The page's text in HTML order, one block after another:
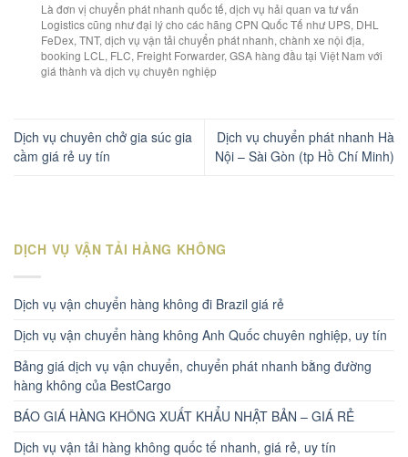
Là đơn vị chuyển phát nhanh quốc tế, dịch vụ hải quan va tư vấn
Logistics cũng như đại lý cho các hãng CPN Quốc Tế như UPS, DHL
FeDex, TNT, dịch vụ vận tải chuyển phát nhanh, chành xe nội địa,
booking LCL, FLC, Freight Forwarder, GSA hàng đầu tại Việt Nam với
giá thành và dịch vụ chuyên nghiệp
Dịch vụ chuyên chở gia súc gia
cầm giá rẻ uy tín
Dịch vụ chuyển phát nhanh Hà
Nội – Sài Gòn (tp Hồ Chí Minh)
DỊCH VỤ VẬN TẢI HÀNG KHÔNG
Dịch vụ vận chuyển hàng không đi Brazil giá rẻ
Dịch vụ vận chuyển hàng không Anh Quốc chuyên nghiệp, uy tín
Bảng giá dịch vụ vận chuyển, chuyển phát nhanh bằng đường
hàng không của BestCargo
BÁO GIÁ HÀNG KHÔNG XUẤT KHẨU NHẬT BẢN – GIÁ RẺ
Dịch vụ vận tải hàng không quốc tế nhanh, giá rẻ, uy tín